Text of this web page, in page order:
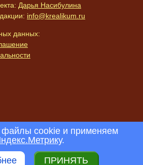
Дарья Насибулина
info@krealikum.ru
данных:
cookie и применяем
.
ПРИНЯТЬ